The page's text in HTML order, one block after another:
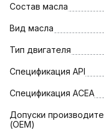
Состав масла
Вид масла
Тип двигателя
Спецификация API
Спецификация АСЕА
Допуски
(OEM)